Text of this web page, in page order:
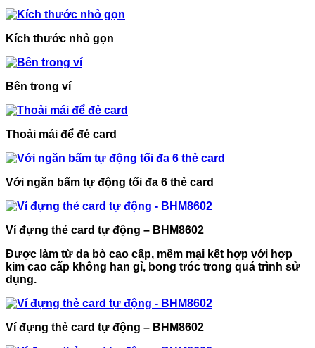
Kích thước nhỏ gọn
Bên trong ví
Thoải mái để đẻ card
Với ngăn bấm tự động tối đa 6 thẻ card
Ví đựng thẻ card tự động – BHM8602
Được làm từ da bò cao cấp, mềm mại kết hợp với hợp
kim cao cấp không han gỉ, bong tróc trong quá trình sử
dụng.
Ví đựng thẻ card tự động – BHM8602